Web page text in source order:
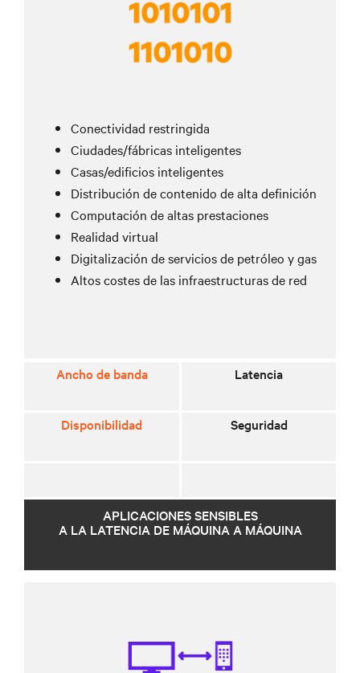
Conectividad restringida
Ciudades/fábricas inteligentes
Casas/edificios inteligentes
Distribución de contenido de alta definición
Computación de altas prestaciones
Realidad virtual
Digitalización de servicios de petróleo y gas
Altos costes de las infraestructuras de red
Ancho de banda Latencia
Disponibilidad Seguridad
APLICACIONES SENSIBLES
A LA LATENCIA DE MÁQUINA A MÁQUINA